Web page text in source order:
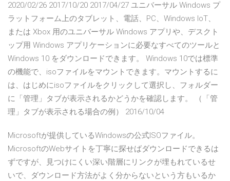
2020/02/26 2017/10/20 2017/04/27 ユニバーサル Windows プ
ラットフォーム上のタブレット、電話、PC、Windows IoT、
または Xbox 用のユニバーサル Windows アプリや、デスクト
ップ用 Windows アプリケーションに必要なすべてのツールと
Windows 10 をダウンロードできます。 Windows 10では標準
の機能で、isoファイルをマウントできます。マウントするに
は、はじめにisoファイルをクリックして選択し、フォルダー
に「管理」タブが表示されるかどうかを確認します。 （「管
理」タブが表示される場合の例） 2016/10/04
Microsoftが提供しているWindowsの公式ISOファイル。
MicrosoftのWebサイトを丁寧に探せばダウンロードできるは
ずですが、見つけにくい深い階層にリンクが埋もれているせ
いで、ダウンロード方法がよく分からないという方もいるか